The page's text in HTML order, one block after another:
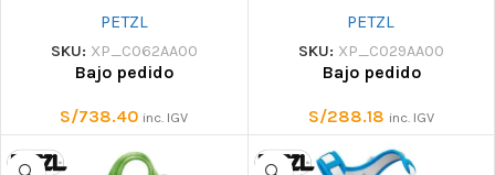
enganche dorsal
PETZL
SKU: XP_C062AA00
Bajo pedido
S/738.40 inc. IGV
PETZL
SKU: XP_C029AA00
Bajo pedido
S/288.18 inc. IGV